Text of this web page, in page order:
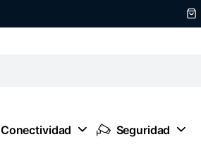
Conectividad Seguridad